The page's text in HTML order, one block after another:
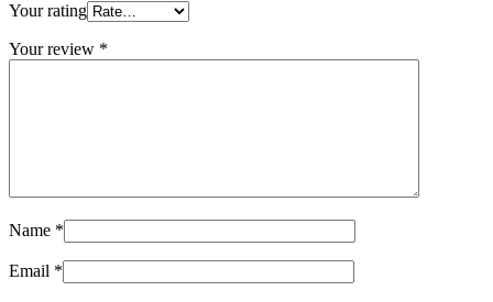
Your rating
Your review *
Name *
Email *